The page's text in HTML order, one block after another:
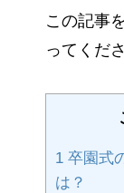
この記事
ってくだ
1 卒園式
は？